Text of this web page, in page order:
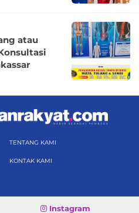
atau
TENTANG KAMI
KONTAK KAMI
Instagram